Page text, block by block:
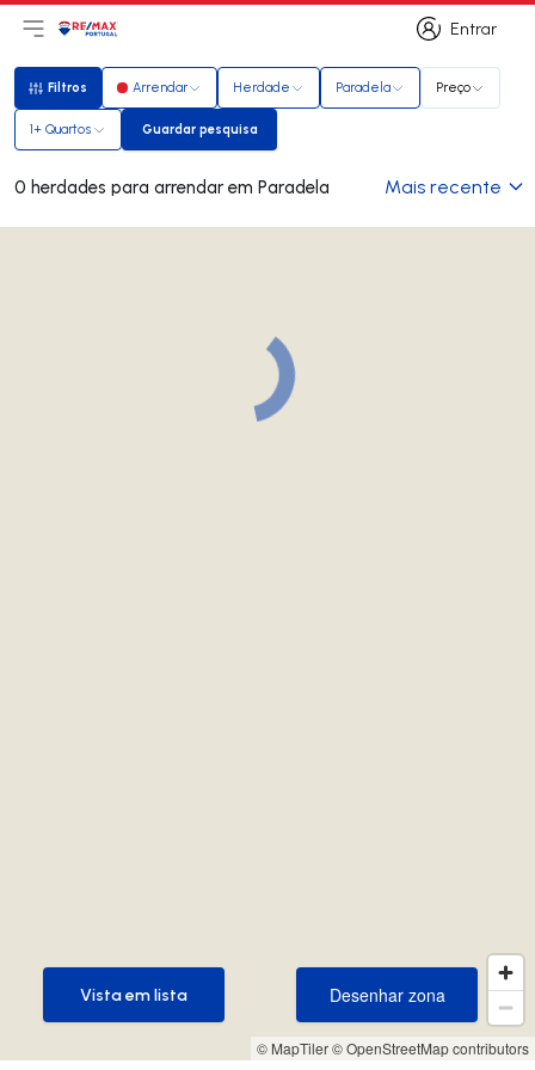
Entrar
Entrar
Abri menu principal
LogoIr para página inicial
Filtros
Filtros Arrendar Herdade Paradela Preço
1+ Quartos Guardar pesquisa
Guardar pesquisa
0 herdades para arrendar em Paradela Mais recente
© MapTiler© OpenStreetMap contributors
Desenhar zona
Desenhar zona
Vista em lista
Vista em lista